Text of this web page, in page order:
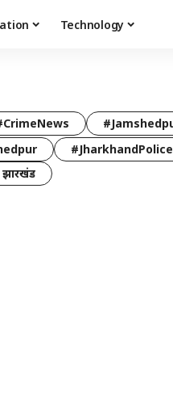
Technology
#JharkhandPolice
झारखंड